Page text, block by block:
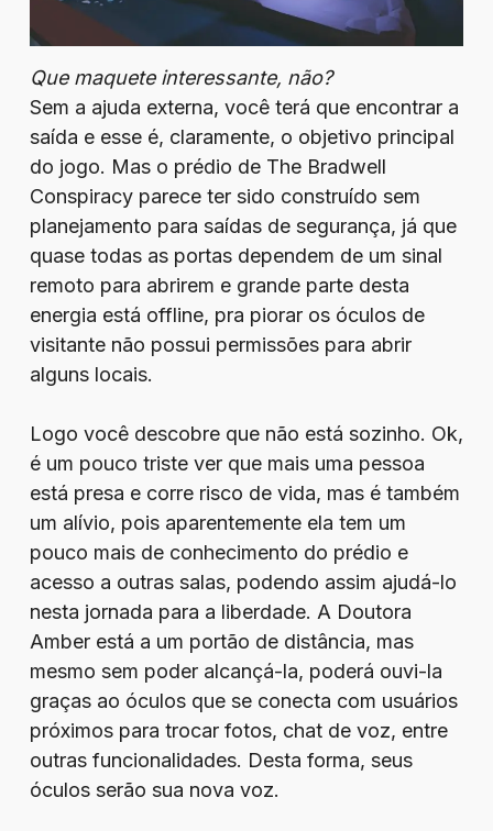
Que maquete interessante, não?
Sem a ajuda externa, você terá que encontrar a
saída e esse é, claramente, o objetivo principal
do jogo. Mas o prédio de The Bradwell
Conspiracy parece ter sido construído sem
planejamento para saídas de segurança, já que
quase todas as portas dependem de um sinal
remoto para abrirem e grande parte desta
energia está offline, pra piorar os óculos de
visitante não possui permissões para abrir
alguns locais.
Logo você descobre que não está sozinho. Ok,
é um pouco triste ver que mais uma pessoa
está presa e corre risco de vida, mas é também
um alívio, pois aparentemente ela tem um
pouco mais de conhecimento do prédio e
acesso a outras salas, podendo assim ajudá-lo
nesta jornada para a liberdade. A Doutora
Amber está a um portão de distância, mas
mesmo sem poder alcançá-la, poderá ouvi-la
graças ao óculos que se conecta com usuários
próximos para trocar fotos, chat de voz, entre
outras funcionalidades. Desta forma, seus
óculos serão sua nova voz.